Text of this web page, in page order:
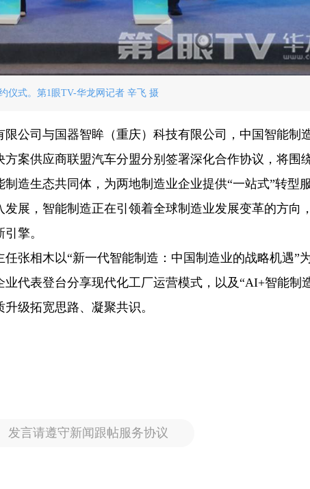
仪式。第1眼TV-华龙网记者 辛飞 摄
公司与国器智眸（重庆）科技有限公司，中国智能制
案供应商联盟汽车分盟分别签署深化合作协议，将围
造生态共同体，为两地制造业企业提供“一站式”转型服
展，智能制造正在引领着全球制造业发展变革的方向
擎。
张相木以“新一代智能制造：中国制造业的战略机遇”
代表登台分享现代化工厂运营模式，以及“AI+智能制
级拓宽思路、凝聚共识。
发言请遵守新闻跟帖服务协议